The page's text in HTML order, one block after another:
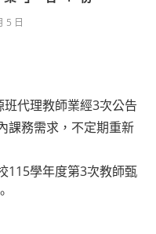
5 日
班代理教師業經3次公告
課務需求，不定期重新
115學年度第3次教師甄